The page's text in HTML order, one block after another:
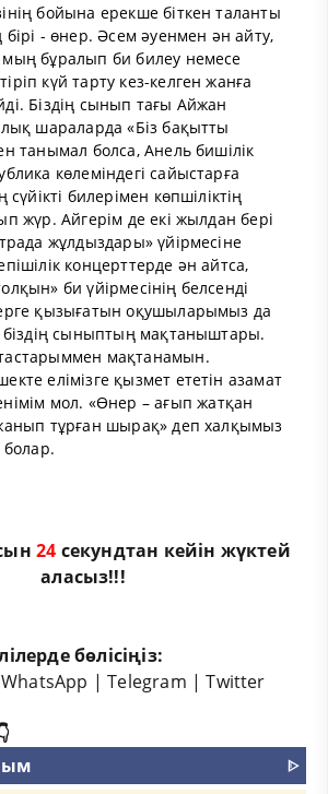
бойына ерекше біткен таланты
- өнер. Әсем әуенмен ән айту,
бұралып би билеу немесе
күй тарту кез-келген жанға
Біздің сынып тағы Айжан
шараларда «Біз бақытты
танымал болса, Анель бишілік
көлеміндегі сайыстарға
сүйікті билерімен көпшіліктің
жүр. Айгерім де екі жылдан бері
жұлдыздары» үйірмесіне
концерттерде ән айтса,
би үйірмесінің белсенді
қызығатын оқушыларымыз да
біздің сыныптың мақтаныштары.
мақтанамын.
елімізге қызмет ететін азамат
мол. «Өнер – ағып жатқан
тұрған шырақ» деп халқымыз
болар.
24 секундтан кейін жүктей
аласыз!!!
бөлісіңіз:
WhatsApp |Telegram |Twitter
ᐈ